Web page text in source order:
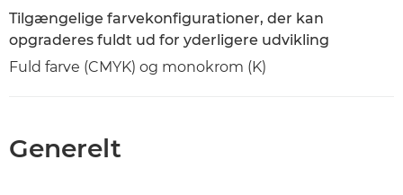
Tilgængelige farvekonfigurationer, der kan
opgraderes fuldt ud for yderligere udvikling
Fuld farve (CMYK) og monokrom (K)
Generelt